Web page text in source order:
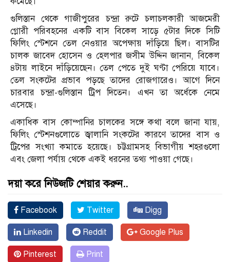
গুলিস্তান থেকে গাজীপুরের চন্দ্রা রুটে চলাচলকারী আজমেরী
গ্লোরী পরিবহনের একটি বাস বিকেল সাড়ে ৫টার দিকে সিটি
ফিলিং স্টেশনে তেল নেওয়ার অপেক্ষায় দাঁড়িয়ে ছিল। বাসটির
চালক জাবেদ হোসেন ও হেলপার জসীম উদ্দিন জানান, বিকেল
৪টায় লাইনে দাঁড়িয়েছেন। তেল পেতে দুই ঘণ্টা পেরিয়ে যাবে।
তেল সংকটের প্রভাব পড়ছে তাদের রোজগারেও। আগে দিনে
চারবার চন্দ্রা-গুলিস্তান ট্রিপ দিতেন। এখন তা অর্ধেকে নেমে
এসেছে।
একাধিক বাস কোম্পানির চালকের সঙ্গে কথা বলে জানা যায়,
ফিলিং স্টেশনগুলোতে জ্বালানি সংকটের কারণে তাদের বাস ও
ট্রিপের সংখ্যা কমাতে হয়েছে। চট্টগ্রামসহ বিভাগীয় শহরগুলো
এবং জেলা পর্যায় থেকে একই ধরনের তথ্য পাওয়া গেছে।
দয়া করে নিউজটি শেয়ার করুন..
Facebook Twitter Digg
Linkedin Reddit Google Plus
Pinterest Print